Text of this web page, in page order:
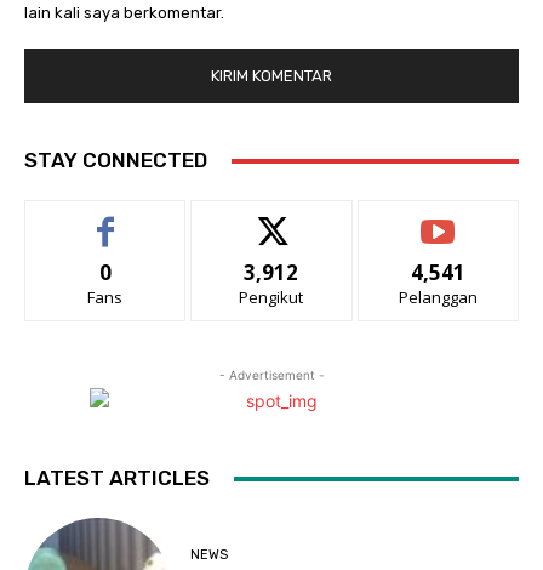
lain kali saya berkomentar.
STAY CONNECTED
0
Fans
3,912
Pengikut
4,541
Pelanggan
- Advertisement -
LATEST ARTICLES
NEWS